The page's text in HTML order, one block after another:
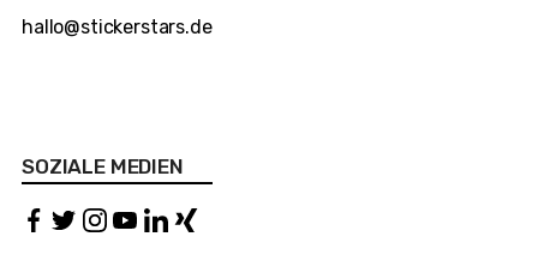
hallo@stickerstars.de
SOZIALE MEDIEN